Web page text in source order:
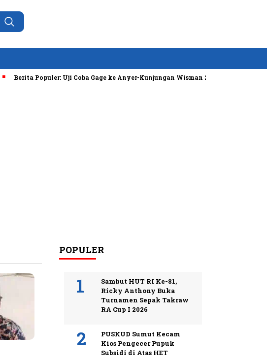
Berita Populer: Uji Coba Gage ke Anyer-Kunjungan Wisman 2022 Diprediksi Rendah
POPULER
Sambut HUT RI Ke-81,
Ricky Anthony Buka
Turnamen Sepak Takraw
RA Cup I 2026
PUSKUD Sumut Kecam
Kios Pengecer Pupuk
Subsidi di Atas HET